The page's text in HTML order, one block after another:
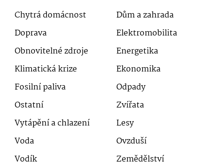
Chytrá domácnost
Dům a zahrada
Doprava
Elektromobilita
Obnovitelné zdroje
Energetika
Klimatická krize
Ekonomika
Fosilní paliva
Odpady
Ostatní
Zvířata
Vytápění a chlazení
Lesy
Voda
Ovzduší